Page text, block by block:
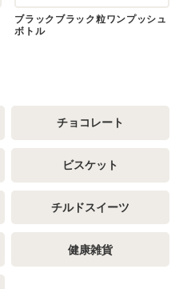
ブラックブラック粒ワンプッシュ
ボトル
チョコレート
ビスケット
チルドスイーツ
健康雑貨